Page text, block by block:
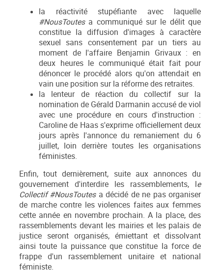
la réactivité stupéfiante avec laquelle
#NousToutesa communiqué sur le délit que
constitue la diffusion d'images à caractère
sexuel sans consentement par un tiers au
moment de l'affaire Benjamin Grivaux : en
deux heures le communiqué était fait pour
dénoncer le procédé alors qu'on attendait en
vain une position sur la réforme des retraites.
la lenteur de réaction du collectif sur la
nomination de Gérald Darmanin accusé de viol
avec une procédure en cours d'instruction :
Caroline de Haas s'exprime officiellement deux
jours après l'annonce du remaniement du 6
juillet, loin derrière toutes les organisations
féministes.
Enfin, tout dernièrement, suite aux annonces du
gouvernement d'interdire les rassemblements, le
Collectif #NousToutesa décidé de ne pas organiser
de marche contre les violences faites aux femmes
cette année en novembre prochain. A la place, des
rassemblements devant les mairies et les palais de
justice seront organisés, émiettant et dissolvant
ainsi toute la puissance que constitue la force de
frappe d'un rassemblement unitaire et national
féministe.